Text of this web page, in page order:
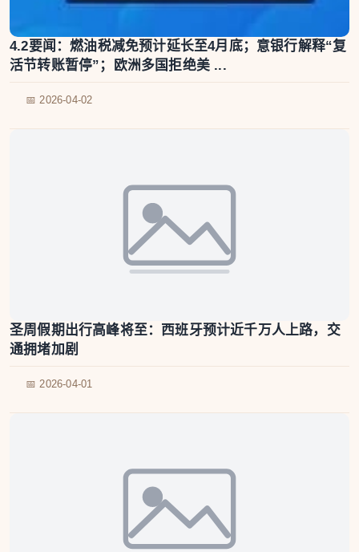
4.2要闻：燃油税减免预计延长至4月底；意银行解释“复
活节转账暂停”；欧洲多国拒绝美 ...
📅 2026-04-02
圣周假期出行高峰将至：西班牙预计近千万人上路，交
通拥堵加剧
📅 2026-04-01